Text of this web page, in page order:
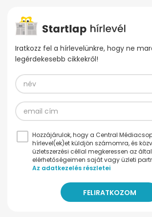
Iratkozz fel a hírlevelünkre, hogy ne
legérdekesebb cikkekről!
Hozzájárulok, hogy a Central
hírlevel(ek)et küldjön számomra, és
üzletszerzési céllal megkeressen az
elérhetőségeimen saját vagy üzleti
Az adatkezelés részletei